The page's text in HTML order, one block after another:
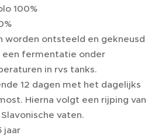
100%
worden ontsteeld en gekneusd
een fermentatie onder
in rvs tanks.
12 dagen met het dagelijks
Hierna volgt een rijping van
vaten.
jaar